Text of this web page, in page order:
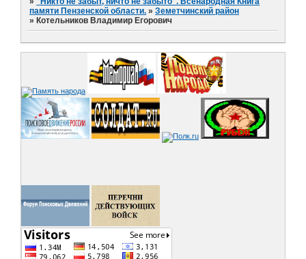
памяти Пензенской области. »Земетчинский район
»Котельников Владимир Егорович